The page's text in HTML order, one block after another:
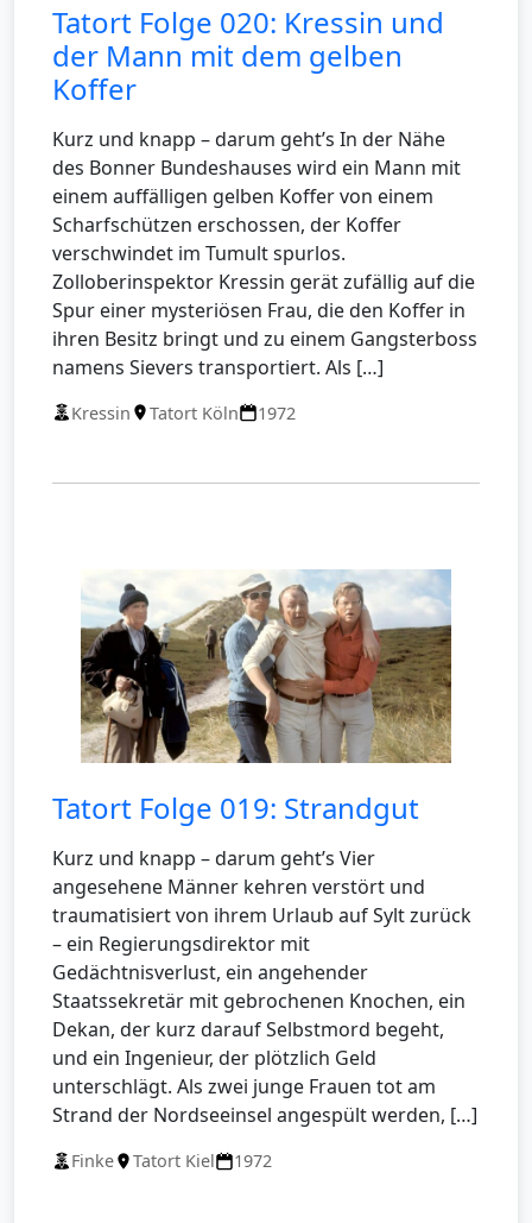
Tatort Folge 020: Kressin und
der Mann mit dem gelben
Koffer
Kurz und knapp – darum geht’s In der Nähe
des Bonner Bundeshauses wird ein Mann mit
einem auffälligen gelben Koffer von einem
Scharfschützen erschossen, der Koffer
verschwindet im Tumult spurlos.
Zolloberinspektor Kressin gerät zufällig auf die
Spur einer mysteriösen Frau, die den Koffer in
ihren Besitz bringt und zu einem Gangsterboss
namens Sievers transportiert. Als […]
Kressin Tatort Köln 1972
Tatort Folge 019: Strandgut
Kurz und knapp – darum geht’s Vier
angesehene Männer kehren verstört und
traumatisiert von ihrem Urlaub auf Sylt zurück
– ein Regierungsdirektor mit
Gedächtnisverlust, ein angehender
Staatssekretär mit gebrochenen Knochen, ein
Dekan, der kurz darauf Selbstmord begeht,
und ein Ingenieur, der plötzlich Geld
unterschlägt. Als zwei junge Frauen tot am
Strand der Nordseeinsel angespült werden, […]
Finke Tatort Kiel 1972